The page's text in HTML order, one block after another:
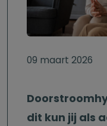
09 maart 2026
dit kun jij als